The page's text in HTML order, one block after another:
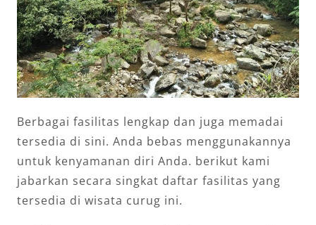
Berbagai fasilitas lengkap dan juga memadai
tersedia di sini. Anda bebas menggunakannya
untuk kenyamanan diri Anda. berikut kami
jabarkan secara singkat daftar fasilitas yang
tersedia di wisata curug ini.